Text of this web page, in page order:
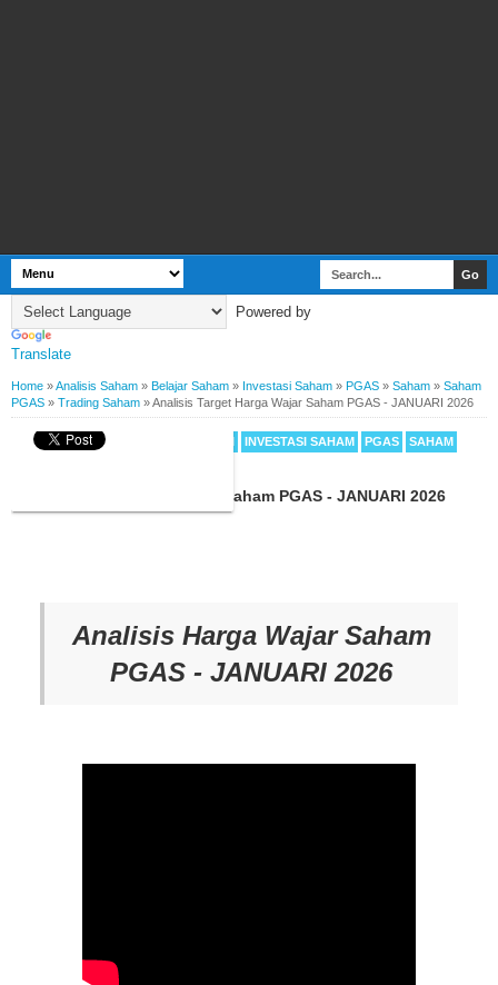
Powered by
Translate
Home »Analisis Saham » Belajar Saham » Investasi Saham » PGAS » Saham » Saham
PGAS » Trading Saham »Analisis Target Harga Wajar Saham PGAS - JANUARI 2026
ANALISIS SAHAM BELAJAR SAHAM INVESTASI SAHAM PGAS
SAHAM
Analisis Target Harga Wajar Saham PGAS - JANUARI 2026
Analisis Harga Wajar Saham
PGAS - JANUARI 2026